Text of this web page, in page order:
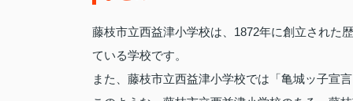
藤枝市立西益津小学校は、1872年に創立された
ている学校です。
また、藤枝市立西益津小学校では「亀城ッ子宣